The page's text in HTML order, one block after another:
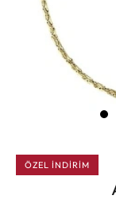
ÖZEL İNDİRİM